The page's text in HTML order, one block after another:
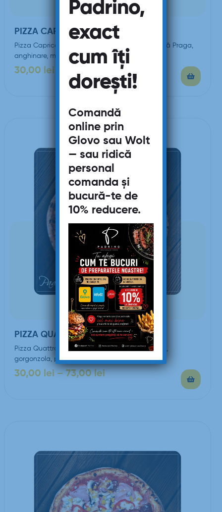
PIZZA CAPRICCIOSA
Pizza Capricciosa (sos de roşii, mozzarella, şuncă Praga,
anghinare, măsline, ou)
30,00 lei
PIZZA QUATTRO FORMAGGI
Pizza Quattro Formaggi (sos de roşii, mozzarella,
gorgonzola, parmezan, smântână)
30,00 lei – 73,00lei
Padrino,
exact
cum îți
dorești!
Comandă
online prin
Glovo sau Wolt
— sau ridică
personal
comanda și
bucură-te de
10% reducere.